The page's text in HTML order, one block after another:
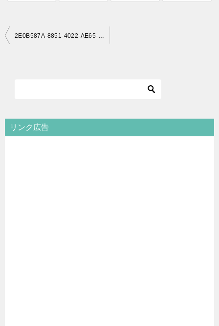
投
シ
2E0B587A-8851-4022-AE65-256A8450DEDC
リンク広告